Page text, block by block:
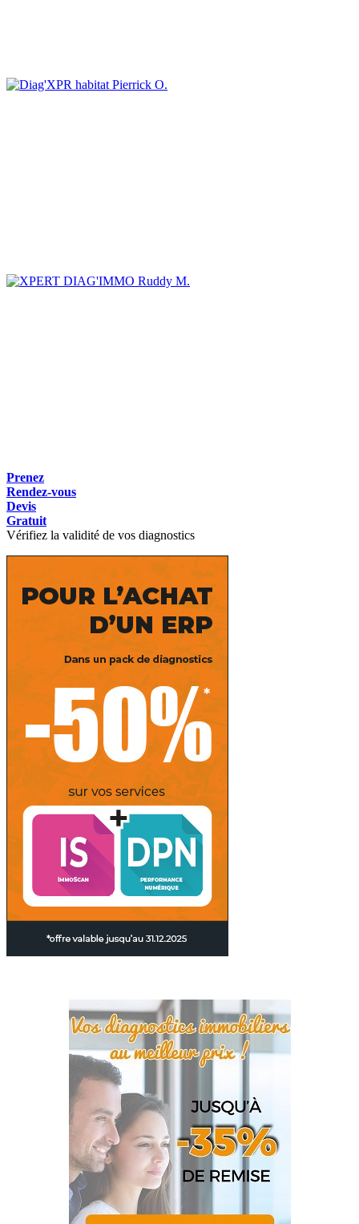
Pierrick O.
Ruddy M.
Prenez
Rendez-vous
Devis
Gratuit
Vérifiez la validité de vos diagnostics